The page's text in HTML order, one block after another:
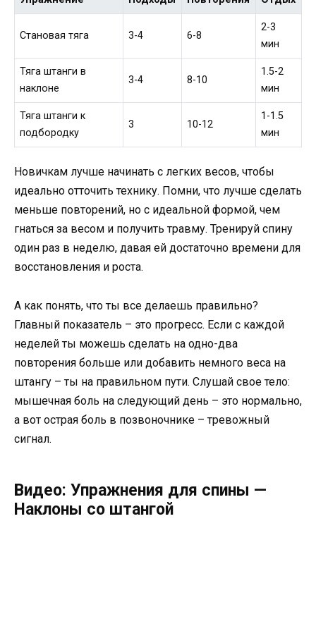
Становая тяга 3-4 6-8
2-3
мин
Тяга штанги в
наклоне
3-4 8-10
1.5-2
мин
Тяга штанги к
подбородку
3 10-12
1-1.5
мин
Новичкам лучше начинать с легких весов, чтобы
идеально отточить технику. Помни, что лучше сделать
меньше повторений, но с идеальной формой, чем
гнаться за весом и получить травму. Тренируй спину
один раз в неделю, давая ей достаточно времени для
восстановления и роста.
А как понять, что ты все делаешь правильно?
Главный показатель – это прогресс. Если с каждой
неделей ты можешь сделать на одно-два
повторения больше или добавить немного веса на
штангу – ты на правильном пути. Слушай свое тело:
мышечная боль на следующий день – это нормально,
а вот острая боль в позвоночнике – тревожный
сигнал.
Видео: Упражнения для спины —
Наклоны со штангой